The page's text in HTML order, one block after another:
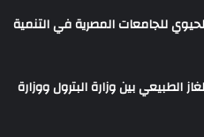
للجامعات المصرية في التنمية
بين وزارة البترول ووزارة